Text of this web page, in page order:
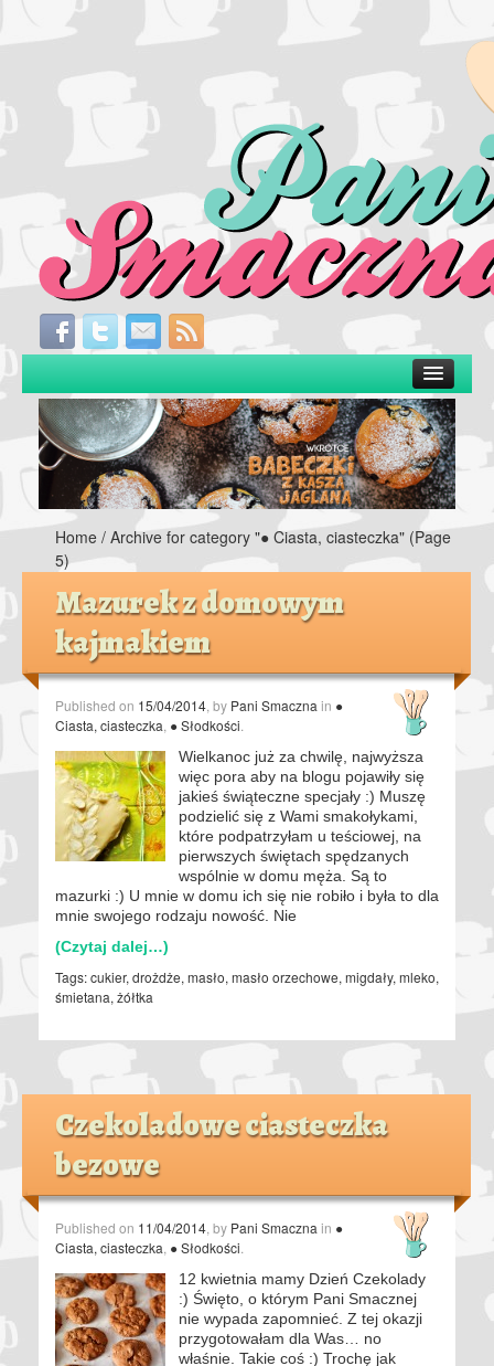
Home / Archive for category "● Ciasta, ciasteczka" (Page
5)
Mazurek z domowym
kajmakiem
Published on 15/04/2014 , by Pani Smaczna in ●
Ciasta, ciasteczka ● Słodkości
Wielkanoc już za chwilę, najwyższa
więc pora aby na blogu pojawiły się
jakieś świąteczne specjały :) Muszę
podzielić się z Wami smakołykami,
które podpatrzyłam u teściowej, na
pierwszych świętach spędzanych
wspólnie w domu męża. Są to
mazurki :) U mnie w domu ich się nie robiło i była to dla
mnie swojego rodzaju nowość. Nie
(Czytaj dalej…)
Tags:cukier, drożdże, masło, masło orzechowe, migdały, mleko,
śmietana, żółtka
Czekoladowe ciasteczka
bezowe
Published on 11/04/2014 , by Pani Smaczna in ●
Ciasta, ciasteczka ● Słodkości
12 kwietnia mamy Dzień Czekolady
:) Święto, o którym Pani Smacznej
nie wypada zapomnieć. Z tej okazji
przygotowałam dla Was… no
właśnie. Takie coś :) Trochę jak